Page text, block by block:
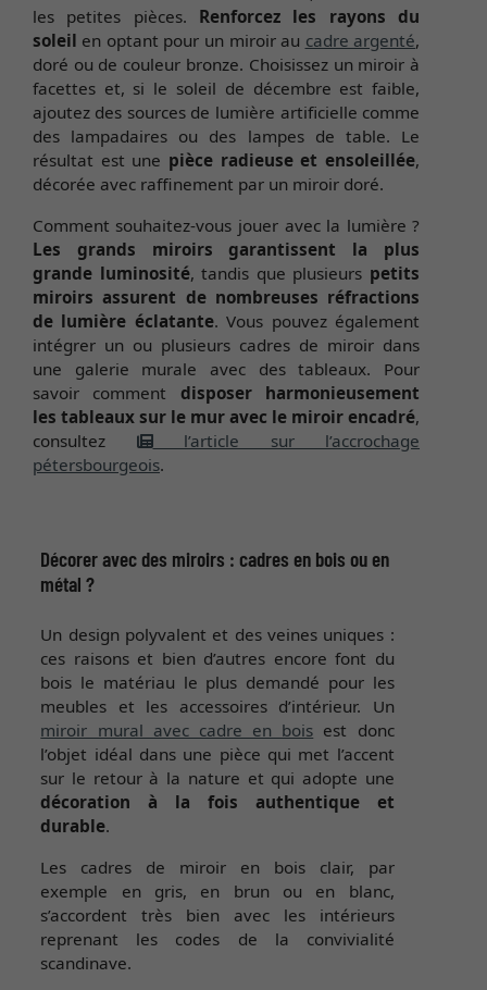
les petites pièces. Renforcez les rayons du
soleil en optant pour un miroir au cadre argenté,
doré ou de couleur bronze. Choisissez un miroir à
facettes et, si le soleil de décembre est faible,
ajoutez des sources de lumière artificielle comme
des lampadaires ou des lampes de table. Le
résultat est une pièce radieuse et ensoleillée,
décorée avec raffinement par un miroir doré.
Comment souhaitez-vous jouer avec la lumière ?
Les grands miroirs garantissent la plus
grande luminosité, tandis que plusieurs petits
miroirs assurent de nombreuses réfractions
de lumière éclatante. Vous pouvez également
intégrer un ou plusieurs cadres de miroir dans
une galerie murale avec des tableaux. Pour
savoir comment disposer harmonieusement
les tableaux sur le mur avec le miroir encadré,
consultez
l’article sur l’accrochage
pétersbourgeois.
Décorer avec des miroirs : cadres en bois ou en
métal ?
Un design polyvalent et des veines uniques :
ces raisons et bien d’autres encore font du
bois le matériau le plus demandé pour les
meubles et les accessoires d’intérieur. Un
miroir mural avec cadre en bois est donc
l’objet idéal dans une pièce qui met l’accent
sur le retour à la nature et qui adopte une
décoration à la fois authentique et
durable.
Les cadres de miroir en bois clair, par
exemple en gris, en brun ou en blanc,
s’accordent très bien avec les intérieurs
reprenant les codes de la convivialité
scandinave.